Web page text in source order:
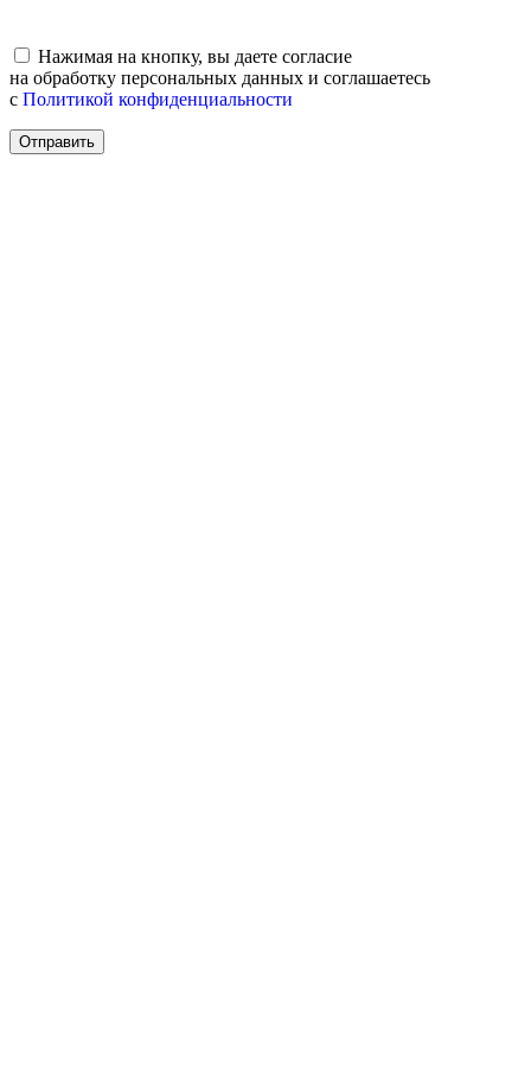
Нажимая на кнопку, вы даете согласие
на обработку персональных данных и соглашаетесь
c Политикой конфиденциальности